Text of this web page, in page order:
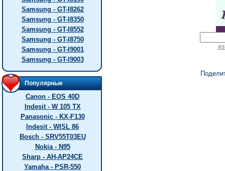
Samsung - GT-I8262
Samsung - GT-I8350
Samsung - GT-I8552
Samsung - GT-I8750
Samsung - GT-I9001
Samsung - GT-I9003
Популярные
Canon - EOS 40D
Indesit - W 105 TX
Panasonic - KX-F130
Indesit - WISL 86
Bosch - SRV55T03EU
Nokia - N95
Sharp - AH-AP24CE
Yamaha - PSR-550